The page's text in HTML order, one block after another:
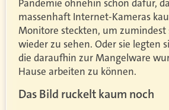
Pandemie ohnehin schon dafür,
massenhaft Internet-Kameras
Monitore steckten, um zumindest
wieder zu sehen. Oder sie legten
die daraufhin zur Mangelware
Hause arbeiten zu können.
Das Bild ruckelt kaum noch